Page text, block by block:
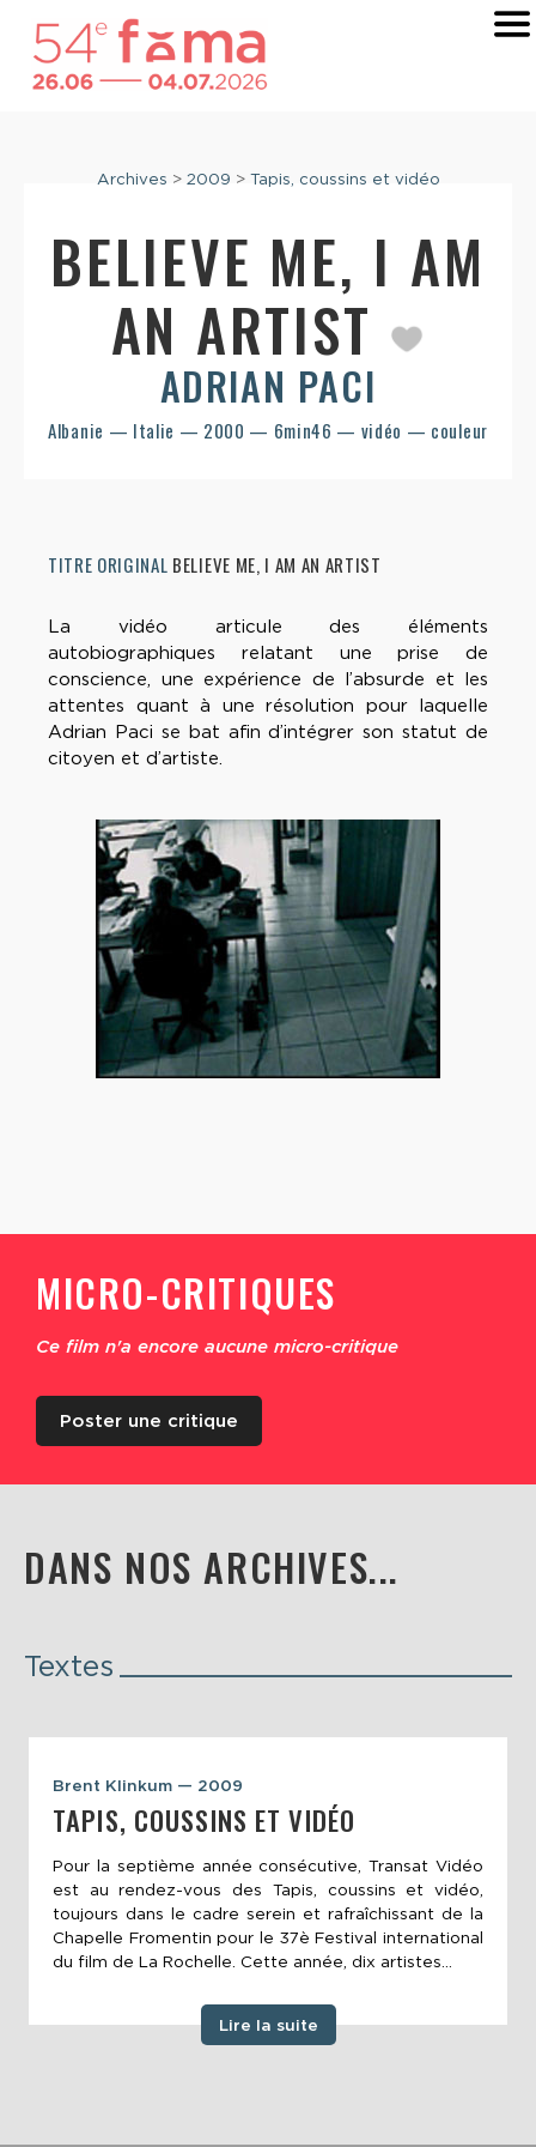
Archives > 2009 > Tapis, coussins et vidéo
BELIEVE ME, I AM
AN ARTIST
ADRIAN PACI
Albanie — Italie — 2000 — 6min46 — vidéo — couleur
TITRE ORIGINAL BELIEVE ME, I AM AN ARTIST
La vidéo articule des éléments
autobiographiques relatant une prise de
conscience, une expérience de l’absurde et les
attentes quant à une résolution pour laquelle
Adrian Paci se bat afin d’intégrer son statut de
citoyen et d’artiste.
MICRO-CRITIQUES
Ce film n'a encore aucune micro-critique
Poster une critique
DANS NOS ARCHIVES...
Textes
Brent Klinkum — 2009
TAPIS, COUSSINS ET VIDÉO
Pour la septième année consécutive, Transat Vidéo
est au rendez-vous des Tapis, coussins et vidéo,
toujours dans le cadre serein et rafraîchissant de la
Chapelle Fromentin pour le 37è Festival international
du film de La Rochelle. Cette année, dix artistes...
Lire la suite